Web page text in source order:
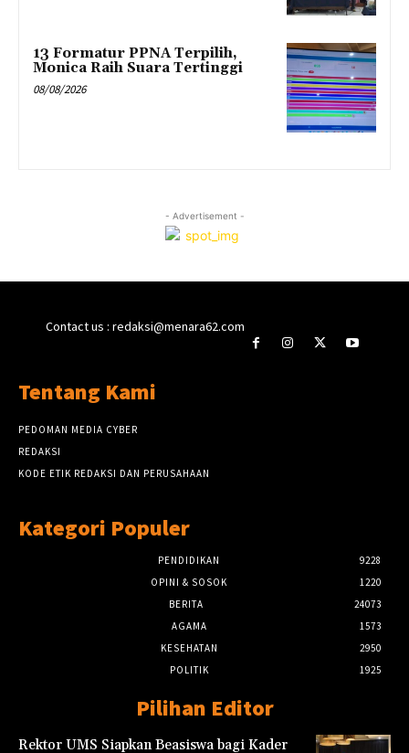
13 Formatur PPNA Terpilih,
Monica Raih Suara Tertinggi
08/08/2026
- Advertisement -
Contact us : redaksi@menara62.com
Tentang Kami
PEDOMAN MEDIA CYBER
REDAKSI
KODE ETIK REDAKSI DAN PERUSAHAAN
Kategori Populer
PENDIDIKAN
9228
OPINI & SOSOK
1220
BERITA
24073
AGAMA
1573
KESEHATAN
2950
POLITIK
1925
Pilihan Editor
Rektor UMS Siapkan Beasiswa bagi Kader